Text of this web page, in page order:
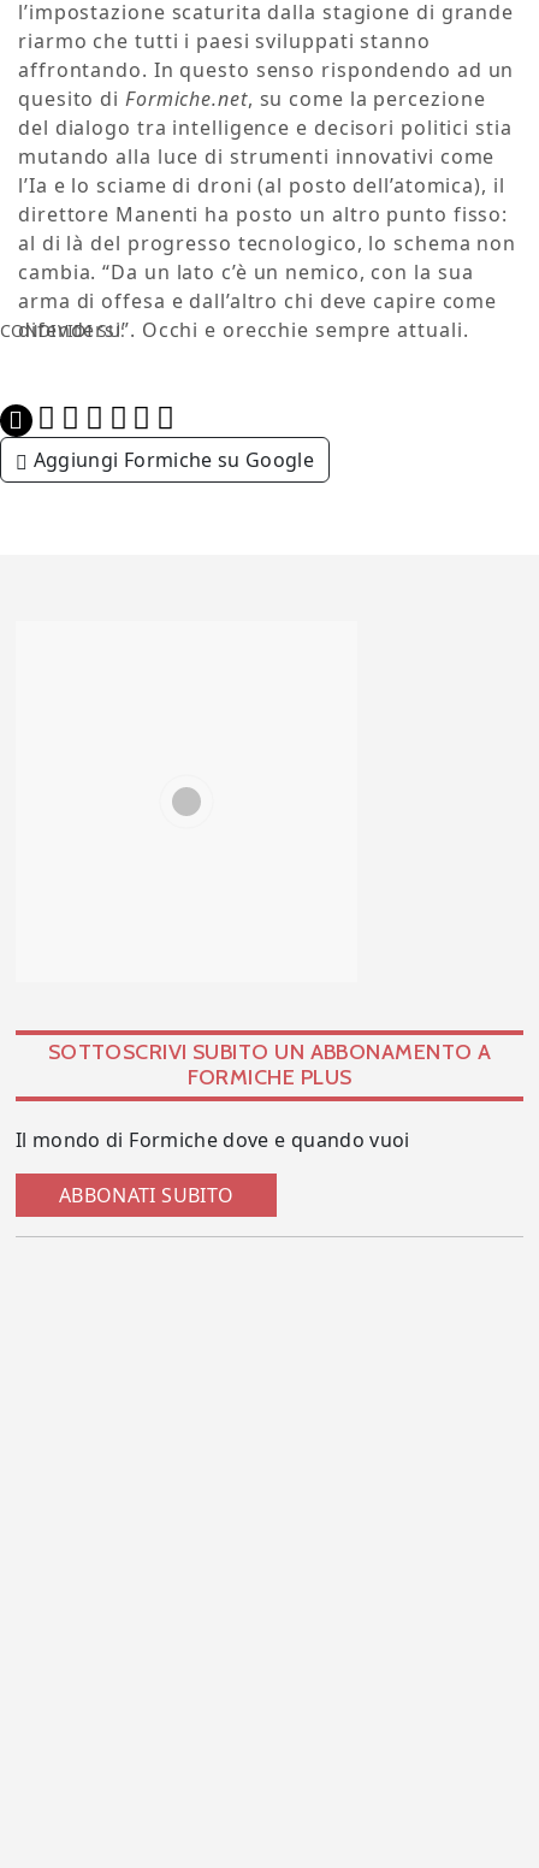
l’impostazione scaturita dalla stagione di grande
riarmo che tutti i paesi sviluppati stanno
affrontando. In questo senso rispondendo ad un
quesito di Formiche.net, su come la percezione
del dialogo tra intelligence e decisori politici stia
mutando alla luce di strumenti innovativi come
l’Ia e lo sciame di droni (al posto dell’atomica), il
direttore Manenti ha posto un altro punto fisso:
al di là del progresso tecnologico, lo schema non
cambia. “Da un lato c’è un nemico, con la sua
arma di offesa e dall’altro chi deve capire come
difendersi”. Occhi e orecchie sempre attuali.
CONDIVIDI SU:
Aggiungi Formiche su Google
SOTTOSCRIVI SUBITO UN ABBONAMENTO A
FORMICHE PLUS
Il mondo di Formiche dove e quando vuoi
ABBONATI SUBITO